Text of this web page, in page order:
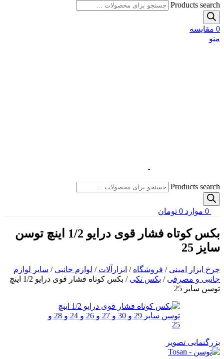
Products search
0 مقایسه
منو
Products search
0 موارد 0 تومان
بکس کوتاه فشار قوی درایو 1/2 اینچ توسن
سایز 25
چرخ ابزار امینی / فروشگاه / ابزارآلات / لوازم جانبی / سایر لوازم
جانبی و مصرفی / بکس تکی /
بکس کوتاه فشار قوی درایو 1/2 اینچ
توسن سایز 25
بزرگنمایی تصویر